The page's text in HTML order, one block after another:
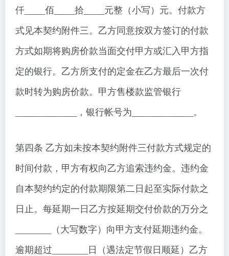
仟____佰____拾____元整（小写）元。付款方
式见本契约附件三。乙方同意按双方签订的付款
方式如期将购房价款当面交付甲方或汇入甲方指
定的银行。乙方所支付的定金在乙方最后一次付
款时转为购房价款。甲方售楼款监管银行
____________，银行帐号为____________。
第四条 乙方如未按本契约附件三付款方式规定的
时间付款，甲方有权向乙方追索违约金。违约金
自本契约约定的付款期限第二日起至实际付款之
日止。每延期一日乙方按延期交付价款的万分之
_______（大写数字）向甲方支付延期违约金。
逾期超过_______日（遇法定节假日顺延）乙方